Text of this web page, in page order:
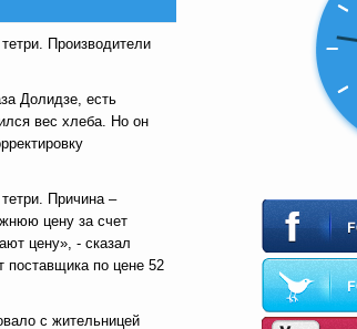
Производители
Долидзе, есть
вес хлеба. Но он
Причина –
цену за счет
цену», - сказал
поставщика по цене 52
с жительницей